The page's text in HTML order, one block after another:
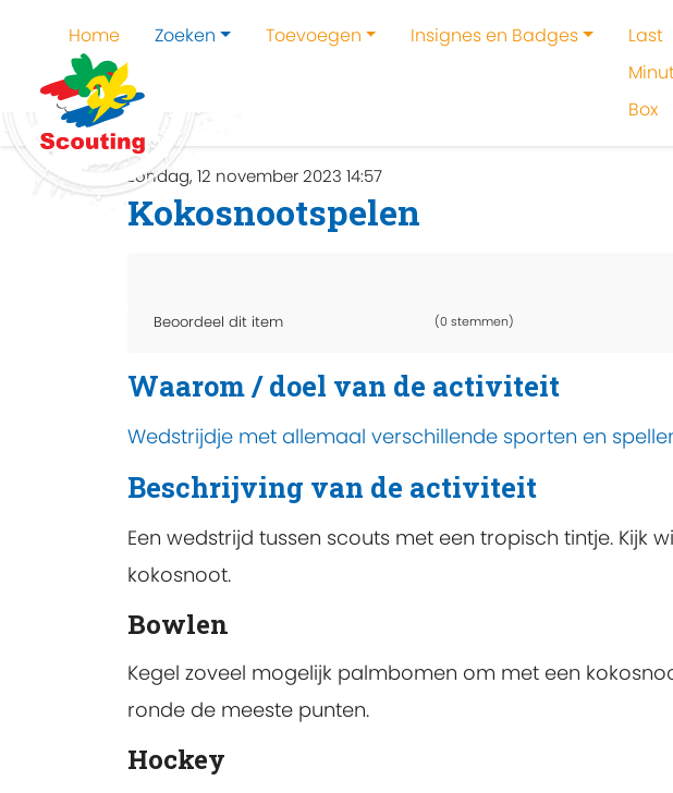
Home Zoeken Toevoegen Insignes en Badges
Last
Box
Home
zondag, 12 november 2023 14:57
Kokosnootspelen
Beoordeel dit item (0 stemmen)
Waarom / doel van de activiteit
Wedstrijdje met allemaal verschillende sporten en
Beschrijving van de activiteit
Een wedstrijd tussen scouts met een tropisch tintje. Kijk
kokosnoot.
Bowlen
Kegel zoveel mogelijk palmbomen om met een
ronde de meeste punten.
Hockey